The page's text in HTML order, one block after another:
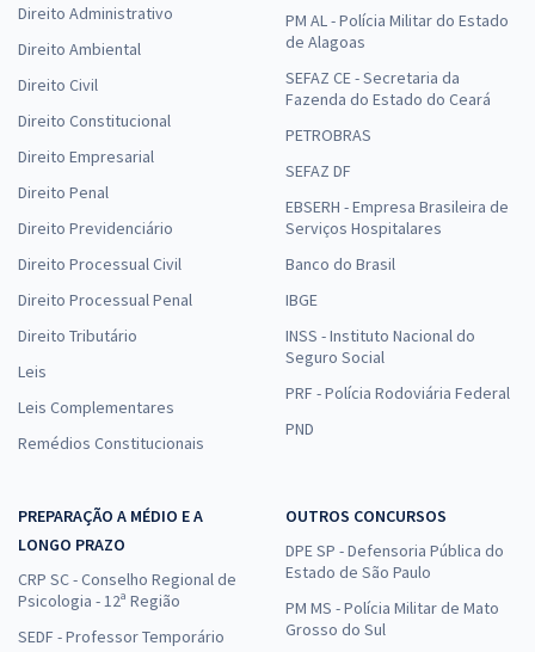
Direito Administrativo
Direito Ambiental
Direito Civil
Direito Constitucional
Direito Empresarial
Direito Penal
Direito Previdenciário
Direito Processual Civil
Direito Processual Penal
Direito Tributário
Leis
Leis Complementares
Remédios Constitucionais
PM AL - Polícia Militar do Estado
de Alagoas
SEFAZ CE - Secretaria da
Fazenda do Estado do Ceará
PETROBRAS
SEFAZ DF
EBSERH - Empresa Brasileira de
Serviços Hospitalares
Banco do Brasil
IBGE
INSS - Instituto Nacional do
Seguro Social
PRF - Polícia Rodoviária Federal
PND
PREPARAÇÃO A MÉDIO E A
LONGO PRAZO
CRP SC - Conselho Regional de
Psicologia - 12ª Região
SEDF - Professor Temporário
OUTROS CONCURSOS
DPE SP - Defensoria Pública do
Estado de São Paulo
PM MS - Polícia Militar de Mato
Grosso do Sul